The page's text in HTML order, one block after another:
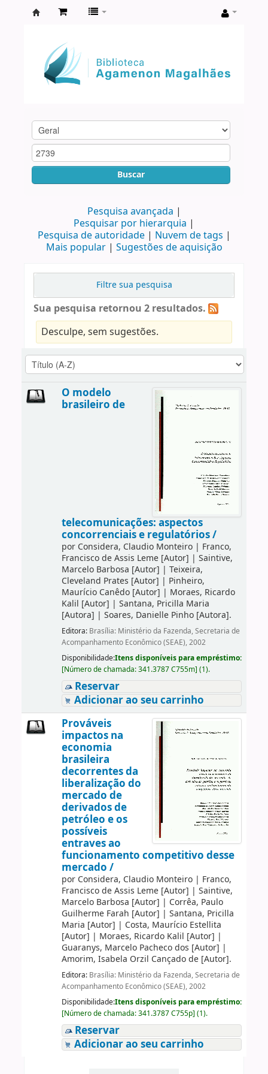
Agamenon
Magalhães
Buscar
Pesquisa avançada
Pesquisar por hierarquia
Pesquisa de autoridade
Nuvem de tags
Mais popular
Sugestões de aquisição
Filtre sua pesquisa
Sua pesquisa retornou 2 resultados.
Desculpe, sem sugestões.
O modelo
brasileiro de
telecomunicações: aspectos
concorrenciais e regulatórios /
por Considera, Claudio Monteiro| Franco,
Francisco de Assis Leme[Autor] | Saintive,
Marcelo Barbosa [Autor] | Teixeira,
Cleveland Prates [Autor] | Pinheiro,
Maurício Canêdo[Autor] | Moraes, Ricardo
Kalil [Autor] | Santana, Pricilla Maria
[Autora] | Soares, Danielle Pinho[Autora].
Editora: Brasília: Ministério da Fazenda, Secretaria de
Acompanhamento Econômico (SEAE), 2002
Disponibilidade:Itens disponíveis para empréstimo:
[Número de chamada:341.3787 C755m] (1).
Reservar
Adicionar ao seu carrinho
Prováveis
impactos na
economia
brasileira
decorrentes da
liberalização do
mercado de
derivados de
petróleo e os
possíveis
entraves ao
funcionamento competitivo desse
mercado /
por Considera, Claudio Monteiro| Franco,
Francisco de Assis Leme[Autor] | Saintive,
Marcelo Barbosa [Autor] | Corrêa, Paulo
Guilherme Farah [Autor] | Santana, Pricilla
Maria [Autor] | Costa, Maurício Estellita
[Autor] | Moraes, Ricardo Kalil [Autor] |
Guaranys, Marcelo Pacheco dos [Autor] |
Amorim, Isabela Orzil Cançado de[Autor].
Editora: Brasília: Ministério da Fazenda, Secretaria de
Acompanhamento Econômico (SEAE), 2002
Disponibilidade:Itens disponíveis para empréstimo:
[Número de chamada:341.3787 C755p] (1).
Reservar
Adicionar ao seu carrinho